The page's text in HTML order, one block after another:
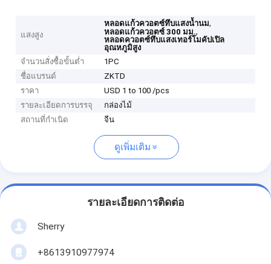
แสงสูง
หลอดแก้วควอตซ์ทึบแสงน้ำนม,
หลอดแก้วควอตซ์ 300 มม.,
หลอดควอตซ์ทึบแสงเทอร์โมคัปเปิล
อุณหภูมิสูง
จำนวนสั่งซื้อขั้นต่ำ
1PC
ชื่อแบรนด์
ZKTD
ราคา
USD 1 to 100 /pcs
รายละเอียดการบรรจุ
กล่องไม้
สถานที่กำเนิด
จีน
ดูเพิ่มเติม
รายละเอียดการติดต่อ
Sherry
+8613910977974